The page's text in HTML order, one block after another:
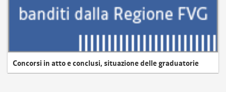
Concorsi in atto e conclusi, situazione delle graduatorie